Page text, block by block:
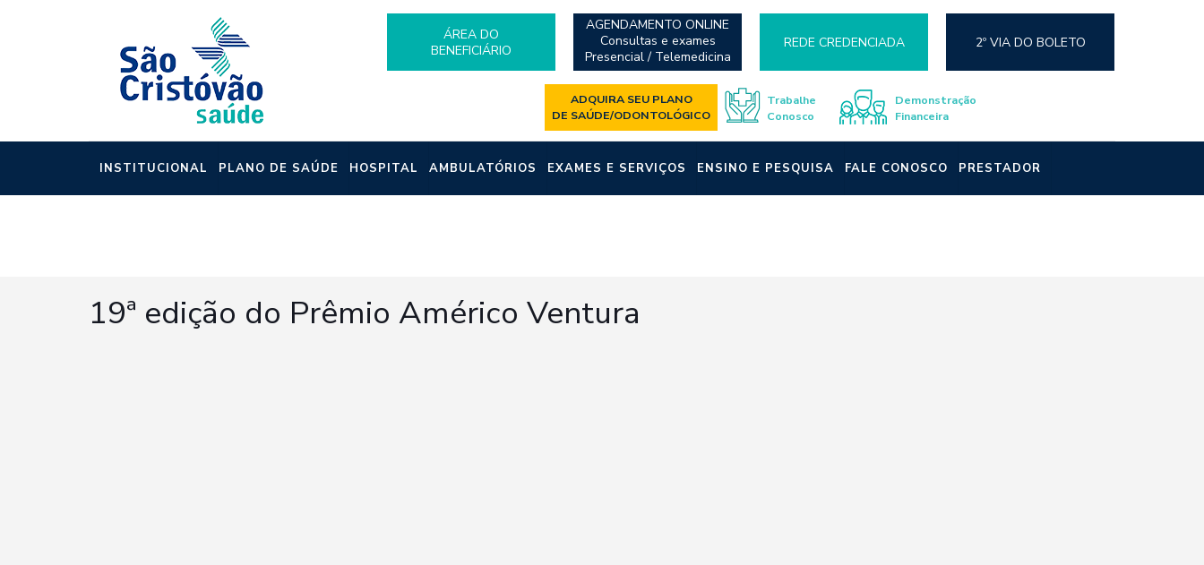
ÁREA DO
BENEFICIÁRIO
AGENDAMENTO ONLINE
Consultas e exames
Presencial / Telemedicina
REDE CREDENCIADA 2º VIA DO BOLETO
ADQUIRA SEU PLANO
DE SAÚDE/ODONTOLÓGICO
Trabalhe
Conosco
Demonstração
Financeira
INSTITUCIONAL PLANO DE SAÚDE HOSPITAL AMBULATÓRIOS EXAMES E SERVIÇOS ENSINO E PESQUISA FALE CONOSCO PRESTADOR
19ª edição do Prêmio Américo Ventura